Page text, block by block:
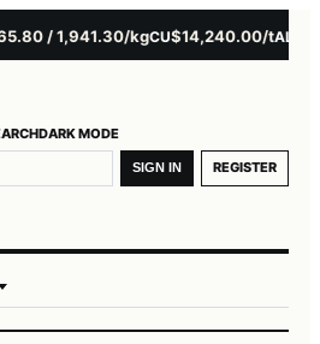
/ 1,941.30/kgCU$14,240.00/tAL
DARK MODE
SIGN IN REGISTER